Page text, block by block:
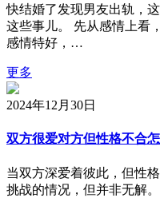
快结婚了发现男友出轨，
这些事儿。 先从感情上看
感情特好，…
更多
2024年12月30日
双方很爱对方但性格不合
当双方深爱着彼此，但性
挑战的情况，但并非无解